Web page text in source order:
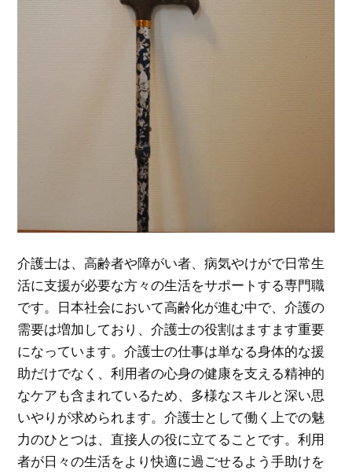
介護士は、高齢者や障がい者、病気やけがで日常生
活に支援が必要な方々の生活をサポートする専門職
です。 日本社会において高齢化が進む中で、介護の
需要は増加しており、介護士の役割はますます重要
になっています。介護士の仕事は単なる身体的な援
助だけでなく、利用者の心身の健康を支える精神的
なケアも含まれているため、多様なスキルと深い思
いやりが求められます。介護士として働く上での魅
力のひとつは、直接人の役に立てることです。利用
者が日々の生活をより快適に過ごせるよう手助けを